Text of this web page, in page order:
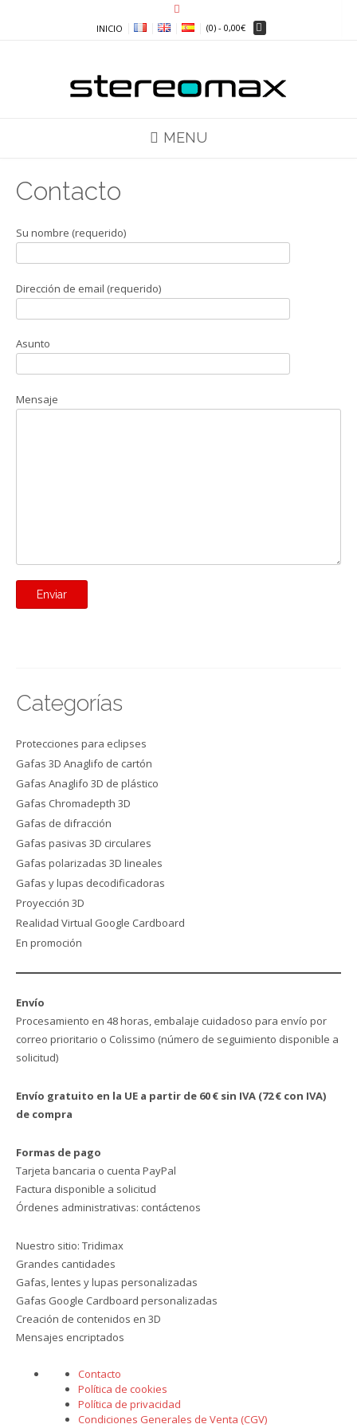
INICIO (0) - 0,00€
MENU
Contacto
Su nombre (requerido)
Dirección de email (requerido)
Asunto
Mensaje
Categorías
Protecciones para eclipses
Gafas 3D Anaglifo de cartón
Gafas Anaglifo 3D de plástico
Gafas Chromadepth 3D
Gafas de difracción
Gafas pasivas 3D circulares
Gafas polarizadas 3D lineales
Gafas y lupas decodificadoras
Proyección 3D
Realidad Virtual Google Cardboard
En promoción
Envío
Procesamiento en 48 horas, embalaje cuidadoso para envío por
correo prioritario o Colissimo (número de seguimiento disponible a
solicitud)
Envío gratuito en la UE a partir de 60 € sin IVA (72 € con IVA)
de compra
Formas de pago
Tarjeta bancaria o cuenta PayPal
Factura disponible a solicitud
Órdenes administrativas: contáctenos
Nuestro sitio: Tridimax
Grandes cantidades
Gafas, lentes y lupas personalizadas
Gafas Google Cardboard personalizadas
Creación de contenidos en 3D
Mensajes encriptados
Contacto
Política de cookies
Política de privacidad
Condiciones Generales de Venta (CGV)